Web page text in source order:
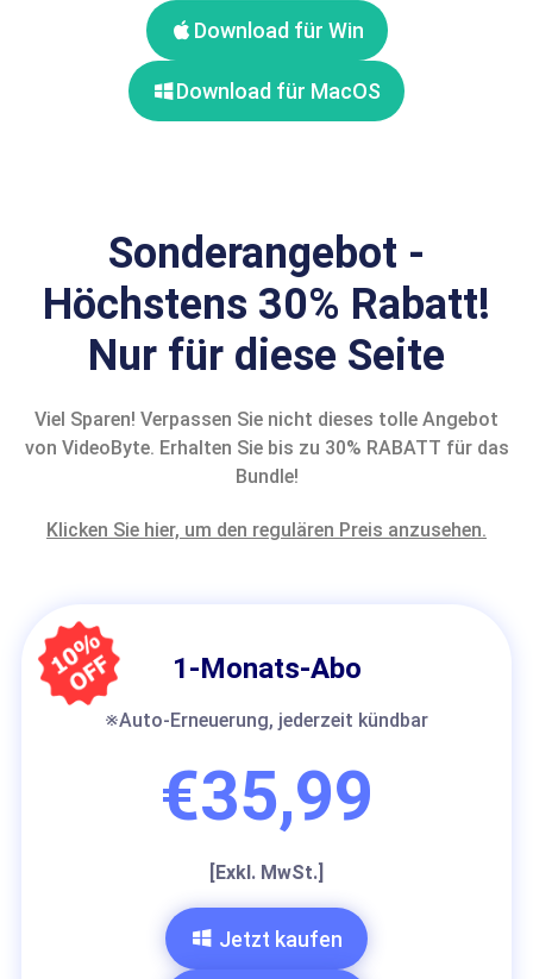
Download für Win
Download für MacOS
Sonderangebot -
Höchstens 30% Rabatt!
Nur für diese Seite
Viel Sparen! Verpassen Sie nicht dieses tolle Angebot
von VideoByte. Erhalten Sie bis zu 30% RABATT für das
Bundle!
Klicken Sie hier, um den regulären Preis anzusehen.
1-Monats-Abo
※Auto-Erneuerung, jederzeit kündbar
€35,99
[Exkl. MwSt.]
Jetzt kaufen